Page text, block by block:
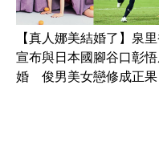
【真人娜美結婚了】泉
宣布與日本國腳谷口彰
婚 俊男美女戀修成正果